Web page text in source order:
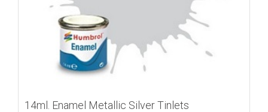
14ml. Enamel Metallic Silver Tinlets